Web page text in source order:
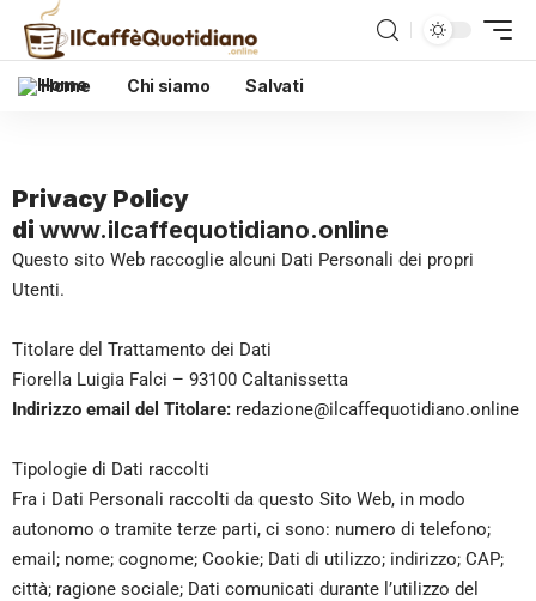
Home Chi siamo Salvati
Privacy Policy
di www.ilcaffequotidiano.online
Questo sito Web raccoglie alcuni Dati Personali dei propri
Utenti.
Titolare del Trattamento dei Dati
Fiorella Luigia Falci – 93100 Caltanissetta
Indirizzo email del Titolare: redazione@ilcaffequotidiano.online
Tipologie di Dati raccolti
Fra i Dati Personali raccolti da questo Sito Web, in modo
autonomo o tramite terze parti, ci sono: numero di telefono;
email; nome; cognome; Cookie; Dati di utilizzo; indirizzo; CAP;
città; ragione sociale; Dati comunicati durante l’utilizzo del